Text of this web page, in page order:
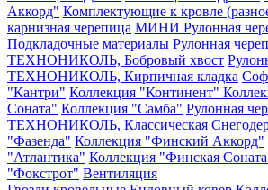
Аккорд" Комплектующие к кровле
карнизная черепица МИНИ Рулонная
Подкладочные материалы Рулонная
ТЕХНОНИКОЛЬ, Бобровый хвост
ТЕХНОНИКОЛЬ, Кирпичная кладка
"Кантри" Коллекция "Континент"
Соната" Коллекция "Самба" Рулонная
ТЕХНОНИКОЛЬ, Классическая
"Фазенда" Коллекция "Финский Аккорд"
"Атлантика" Коллекция "Финская
"Фокстрот" Вентиляция